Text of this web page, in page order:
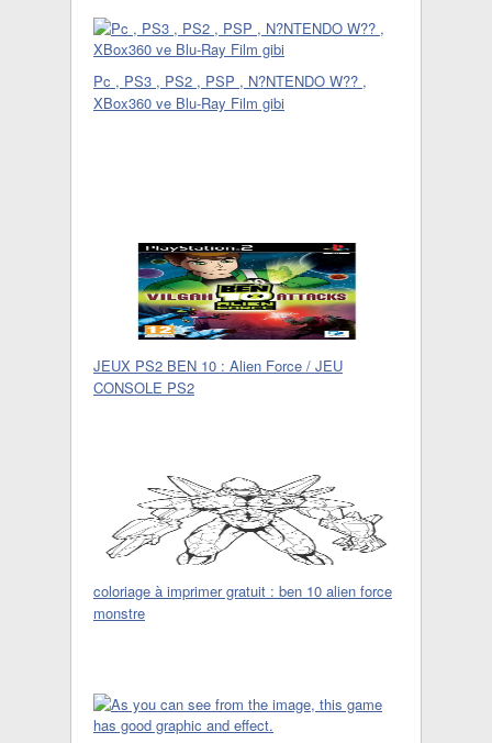
Pc , PS3 , PS2 , PSP , N?NTENDO W?? ,
XBox360 ve Blu-Ray Film gibi
JEUX PS2 BEN 10 : Alien Force / JEU
CONSOLE PS2
coloriage à imprimer gratuit : ben 10 alien force
monstre